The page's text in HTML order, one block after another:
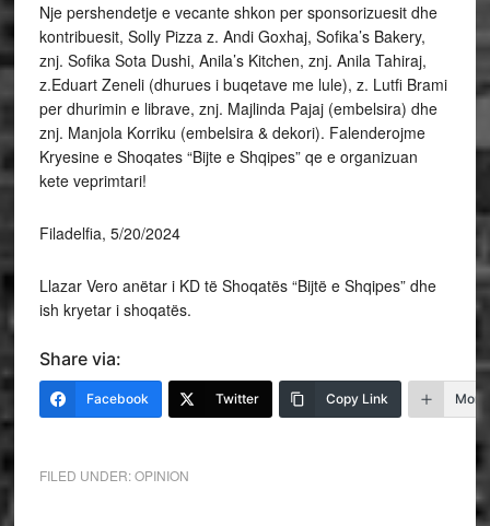
Nje pershendetje e vecante shkon per sponsorizuesit dhe
kontribuesit, Solly Pizza z. Andi Goxhaj, Sofika’s Bakery,
znj. Sofika Sota Dushi, Anila’s Kitchen, znj. Anila Tahiraj,
z.Eduart Zeneli (dhurues i buqetave me lule), z. Lutfi Brami
per dhurimin e librave, znj. Majlinda Pajaj (embelsira) dhe
znj. Manjola Korriku (embelsira & dekori). Falenderojme
Kryesine e Shoqates “Bijte e Shqipes” qe e organizuan
kete veprimtari!
Filadelfia, 5/20/2024
Llazar Vero anëtar i KD të Shoqatës “Bijtë e Shqipes” dhe
ish kryetar i shoqatës.
Share via:
Facebook Twitter Copy Link More
FILED UNDER:OPINION